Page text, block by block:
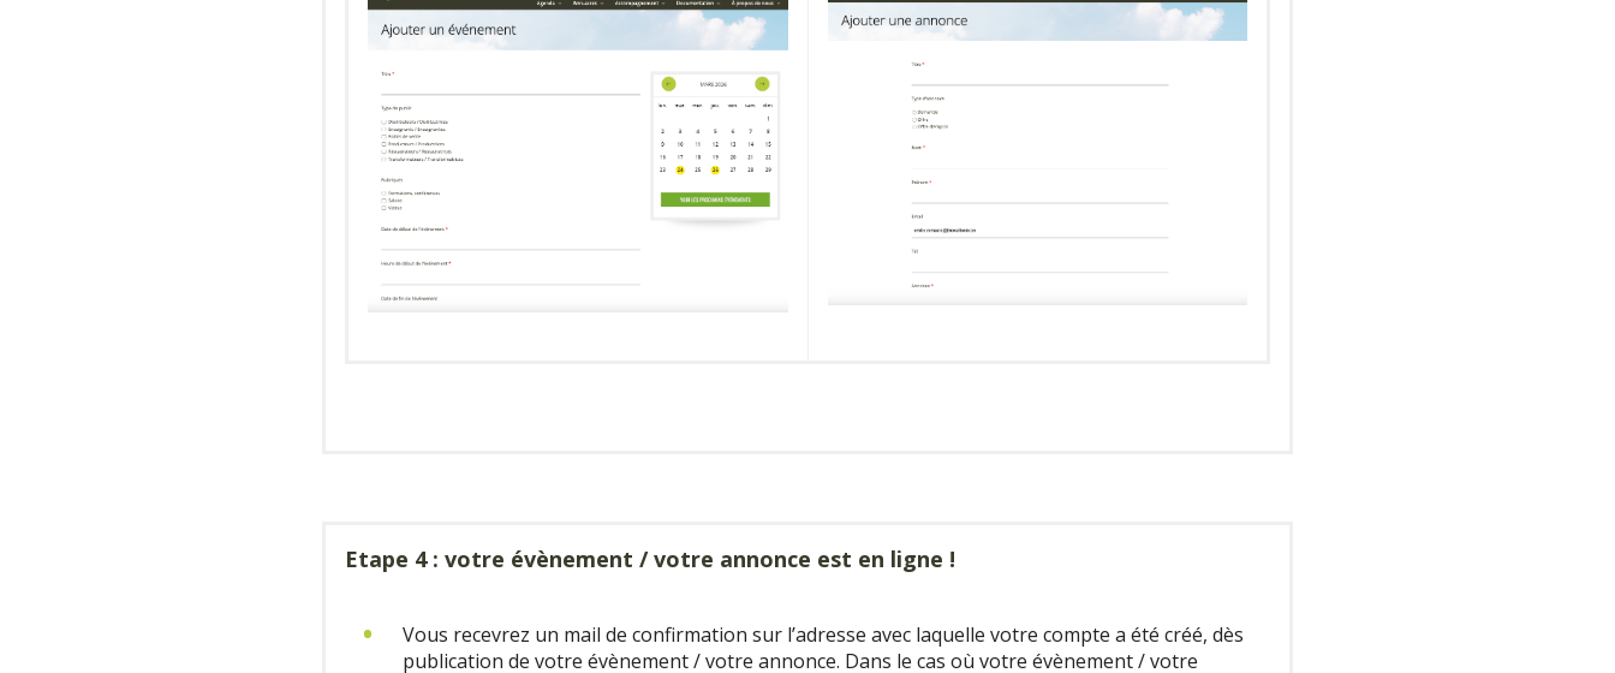
Etape 4 : votre évènement / votre annonce est en ligne !
Vous recevrez un mail de confirmation sur l’adresse avec laquelle votre compte a été créé, dès
publication de votre évènement / votre annonce. Dans le cas où votre évènement / votre